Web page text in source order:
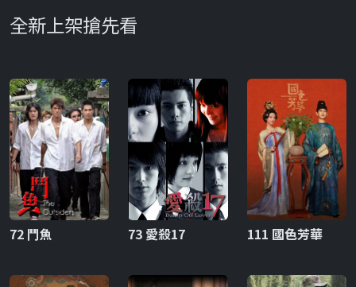
全新上架搶先看
72 鬥魚 73 愛殺17 111 國色芳華